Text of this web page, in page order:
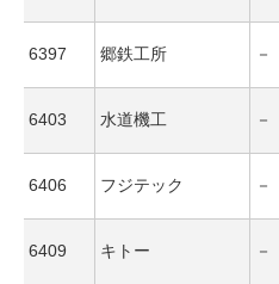
6397 郷鉄工所 －
6403 水道機工 －
6406 フジテック －
6409 キトー －